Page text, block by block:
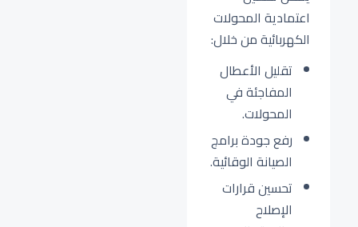
اعتمادية المحولات
الكهربائية من خلال:
تقليل الأعطال
المفاجئة في
المحولات.
رفع جودة برامج
الصيانة الوقائية.
تحسين قرارات
الإصلاح